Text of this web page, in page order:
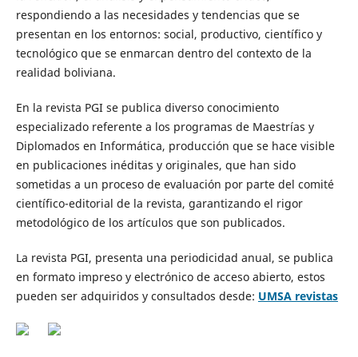
respondiendo a las necesidades y tendencias que se
presentan en los entornos: social, productivo, científico y
tecnológico que se enmarcan dentro del contexto de la
realidad boliviana.
En la revista PGI se publica diverso conocimiento
especializado referente a los programas de Maestrías y
Diplomados en Informática, producción que se hace visible
en publicaciones inéditas y originales, que han sido
sometidas a un proceso de evaluación por parte del comité
científico-editorial de la revista, garantizando el rigor
metodológico de los artículos que son publicados.
La revista PGI, presenta una periodicidad anual, se publica
en formato impreso y electrónico de acceso abierto, estos
pueden ser adquiridos y consultados desde: UMSA revistas